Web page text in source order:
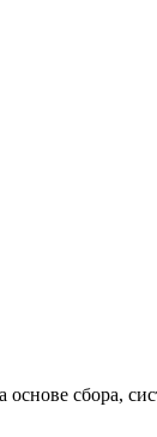
сбора,